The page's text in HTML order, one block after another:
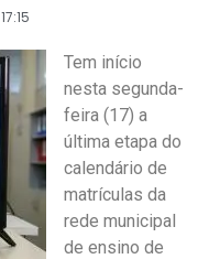
17:15
Tem início
nesta segunda-
feira (17) a
última etapa do
calendário de
matrículas da
rede municipal
de ensino de